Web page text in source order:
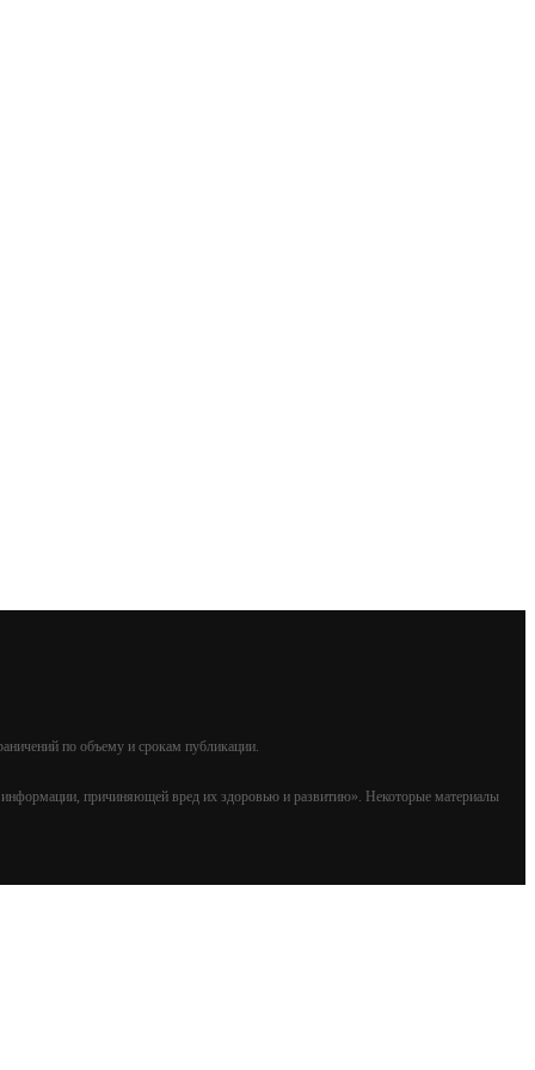
по объему и срокам публикации.
причиняющей вред их здоровью и развитию». Некоторые материалы